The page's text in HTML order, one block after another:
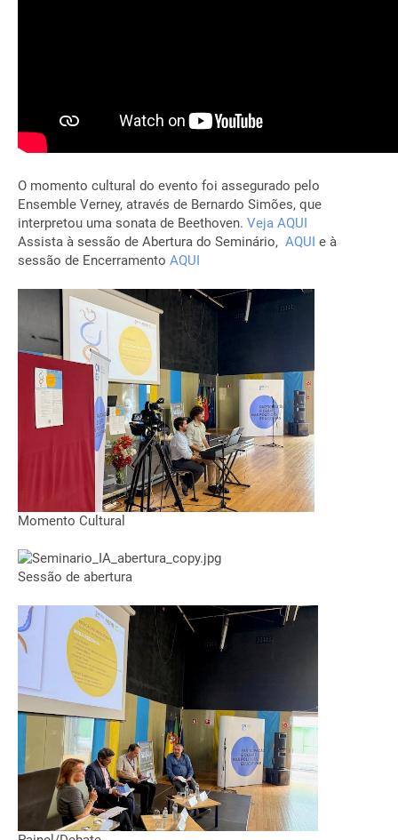
O momento cultural do evento foi assegurado pelo
Ensemble Verney, através de Bernardo Simões, que
interpretou uma sonata de Beethoven. Veja AQUI
Assista à sessão de Abertura do Seminário, AQUI e à
sessão de Encerramento AQUI
Momento Cultural
Sessão de abertura